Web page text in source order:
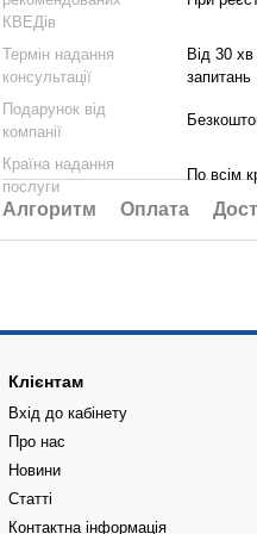
КВЕДів
Термін надання
консультації
Від 30 хв
запитань
Подарунок від
компанії
Країна надання
послуги
По всім
Алгоритм Оплата
Клієнтам
Вхід до кабінету
Про нас
Новини
Статті
Контактна інформація